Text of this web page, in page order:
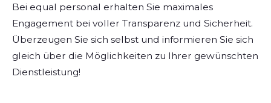
Bei equal personal erhalten Sie maximales
Engagement bei voller Transparenz und Sicherheit.
Überzeugen Sie sich selbst und informieren Sie sich
gleich über die Möglichkeiten zu Ihrer gewünschten
Dienstleistung!